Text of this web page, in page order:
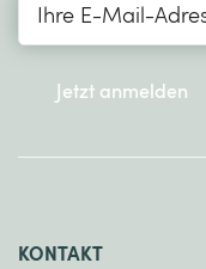
Jetzt anmelden
KONTAKT